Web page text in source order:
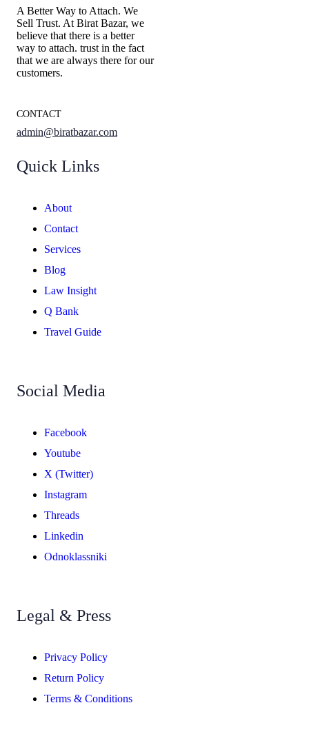
A Better Way to Attach. We
Sell Trust. At Birat Bazar, we
believe that there is a better
way to attach. trust in the fact
that we are always there for our
customers.
CONTACT
admin@biratbazar.com
Quick Links
About
Contact
Services
Blog
Law Insight
Q Bank
Travel Guide
Social Media
Facebook
Youtube
X (Twitter)
Instagram
Threads
Linkedin
Odnoklassniki
Legal & Press
Privacy Policy
Return Policy
Terms & Conditions